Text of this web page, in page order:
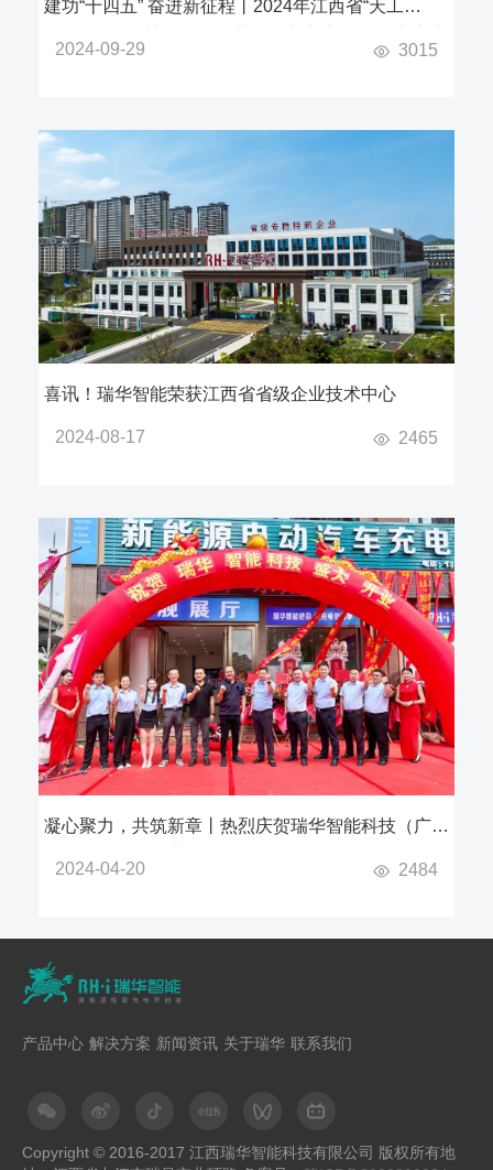
建功“十四五” 奋进新征程丨2024年江西省“天工
2024-09-29 3015
喜讯！瑞华智能荣获江西省省级企业技术中心
2024-08-17 2465
凝心聚力，共筑新章丨热烈庆贺瑞华智能科技（广东
2024-04-20 2484
产品中心 解决方案 新闻资讯 关于瑞华 联系我们
Copyright © 2016-2017 江西瑞华智能科技有限公司 版权所有地